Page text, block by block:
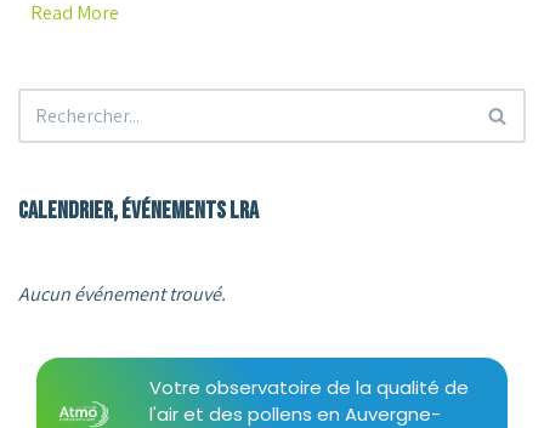
Read More
Calendrier, événements LRA
Aucun événement trouvé.